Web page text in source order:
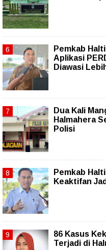
Pemkab
Aplikasi
Diawasi
Dua Kali
Halmahera
Polisi
Pemkab
Keaktifan
86 Kasus
Terjadi di